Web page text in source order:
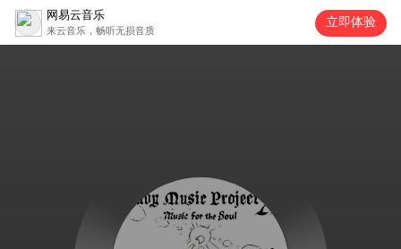
网易云音乐
来云音乐，畅听无损音质
立即体验